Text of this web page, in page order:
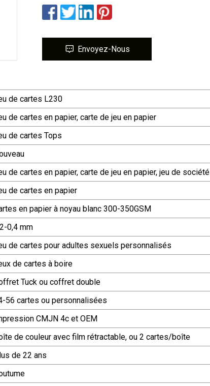
Envoyez-Nous
de cartes L230
de cartes en papier, carte de jeu en papier
de cartes Tops
de cartes en papier, carte de jeu en papier, jeu de société
de cartes en papier
en papier à noyau blanc 300-350GSM
0,4 mm
de cartes pour adultes sexuels personnalisés
de cartes à boire
Tuck ou coffret double
56 cartes ou personnalisées
CMJN 4c et OEM
de couleur avec film rétractable, ou 2 cartes/boîte
de 22 ans